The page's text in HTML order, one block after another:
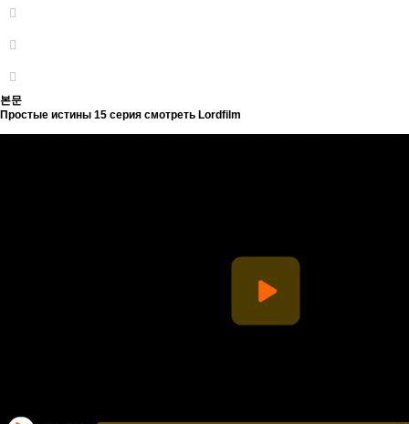
본문
Простые истины 15 серия смотреть Lordfilm